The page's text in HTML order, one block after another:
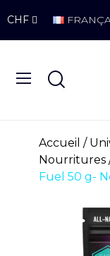
CHF
Accueil
Nourritures
Fuel 50 g-